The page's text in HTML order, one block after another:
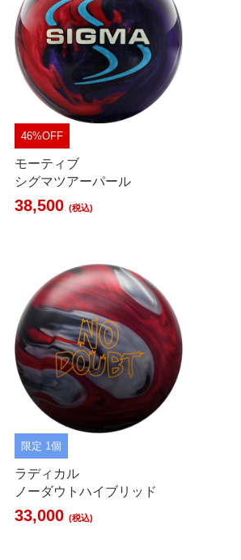
46%OFF
モーティブ
シグマツアーパール
38,500 (税込)
限定 1個
ラディカル
ノーダウトハイブリッド
33,000 (税込)